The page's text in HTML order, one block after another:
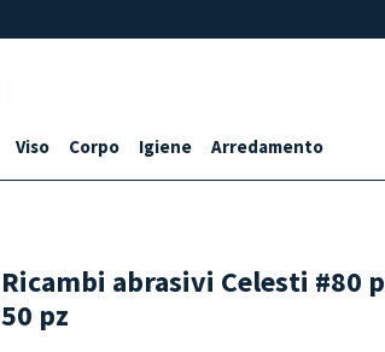
Viso Corpo Igiene Arredamento
Ricambi abrasivi Celesti #80
50 pz